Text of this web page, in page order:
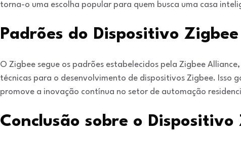
torna-o uma escolha popular para quem busca uma casa
Padrões do Dispositivo Zigbee
O Zigbee segue os padrões estabelecidos pela Zigbee
técnicas para o desenvolvimento de dispositivos Zigbee. Isso
promove a inovação contínua no setor de automação
Conclusão sobre o Dispositivo